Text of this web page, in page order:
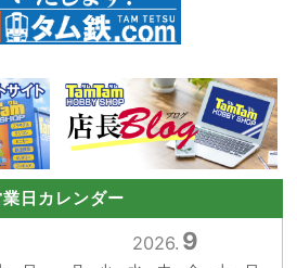
日カレンダー
2026. 9